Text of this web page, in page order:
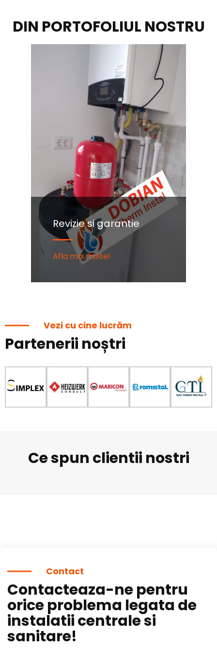
DIN PORTOFOLIUL NOSTRU
Revizie si garantie
Afla mai multe!
Vezi cu cine lucrăm
Partenerii noștri
Ce spun clientii nostri
Contact
Contacteaza-ne pentru
orice problema legata de
instalatii centrale si
sanitare!